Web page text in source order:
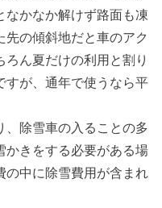
なかなか解けず路面も凍
の傾斜地だと車のアク
ん夏だけの利用と割り
すが、通年で使うなら平
、除雪車の入ることの多
かきをする必要がある場
の中に除雪費用が含まれ